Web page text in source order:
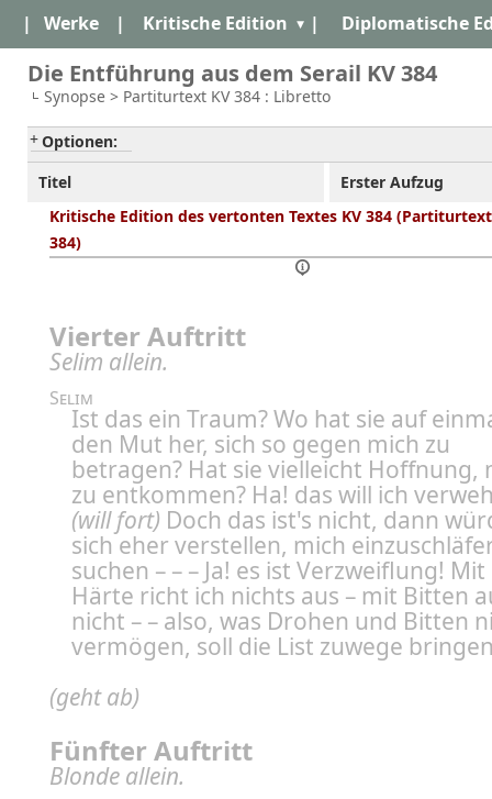
| Werke | Kritische Edition | Diplomatische
Die Entführung aus dem Serail KV 384
Synopse > Partiturtext KV 384 : Libretto
Optionen:
Titel
Erster Aufzug
Kritische Edition des vertonten Textes KV 384
384)
Vierter Auftritt
Selim allein.
Selim
Ist das ein Traum? Wo hat sie auf
den Mut her, sich so gegen mich zu
betragen? Hat sie vielleicht Hoffnung,
zu entkommen? Ha! das will ich
(will fort) Doch das ist's nicht, dann
sich eher verstellen, mich
suchen – – – Ja! es ist Verzweiflung! Mit
Härte richt ich nichts aus – mit Bitten
nicht – – also, was Drohen und Bitten
vermögen, soll die List zuwege
(geht ab)
Fünfter Auftritt
Blonde allein.